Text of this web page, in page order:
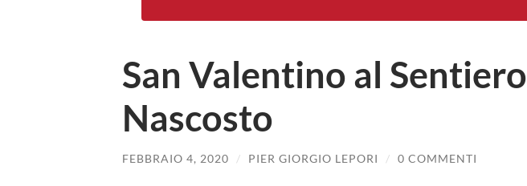
San Valentino al Sentiero
Nascosto
FEBBRAIO 4, 2020 / PIER GIORGIO LEPORI / 0 COMMENTI